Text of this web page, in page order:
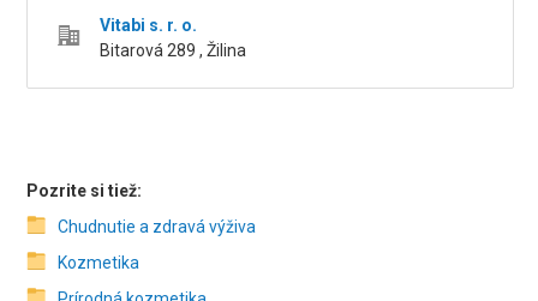
Vitabi s. r. o.
Bitarová 289 , Žilina
Pozrite si tiež:
Chudnutie a zdravá výživa
Kozmetika